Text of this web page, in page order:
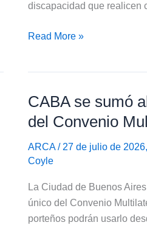
discapacidad que realicen
Ciudad
lanza
becas
para
personas
con
Read More »
CABA se sumó
del Convenio
ARCA/ 27 de julio de
Coyle
La Ciudad de Buenos
único del Convenio
porteños podrán usarlo